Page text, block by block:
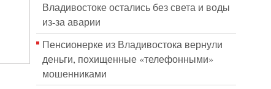
Владивостоке остались без света и воды
из-за аварии
Пенсионерке из Владивостока вернули
деньги, похищенные «телефонными»
мошенниками